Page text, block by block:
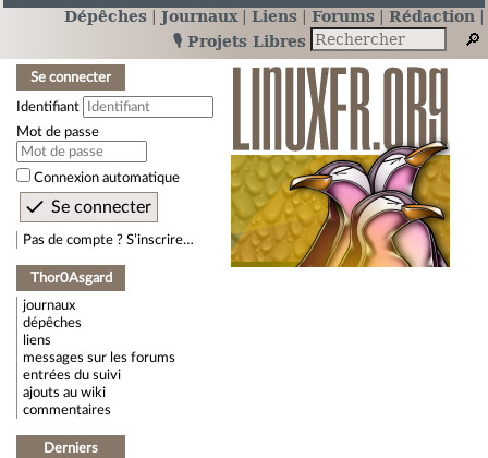
Dépêches Journaux Liens Forums
Rédaction
🎙️ Projets Libres
Se connecter
Identifiant
Mot de passe
Connexion automatique
Pas de compte ? S’inscrire…
Thor0Asgard
journaux
dépêches
liens
messages sur les forums
entrées du suivi
ajouts au wiki
commentaires
Derniers